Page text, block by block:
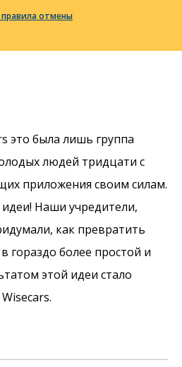
отмены
это была лишь группа
людей тридцати с
приложения своим силам.
идеи! Наши учредители,
как превратить
гораздо более простой и
этой идеи стало